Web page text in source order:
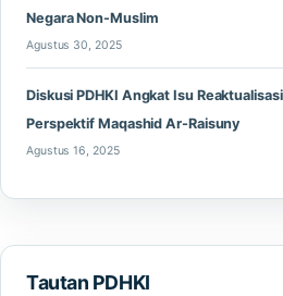
Negara Non-Muslim
Agustus 30, 2025
Diskusi PDHKI Angkat Isu
Perspektif Maqashid Ar-Raisuny
Agustus 16, 2025
Tautan PDHKI